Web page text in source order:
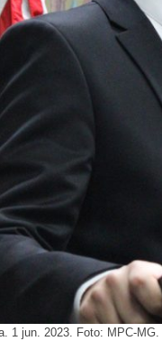
1 jun. 2023. Foto: MPC-MG.